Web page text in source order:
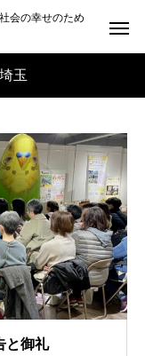
会の幸せのため
玉
と御礼